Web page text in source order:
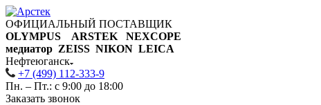
ОФИЦИАЛЬНЫЙ ПОСТАВЩИК
OLYMPUS ARSTEK NEXCOPE
медиатор ZEISS NIKON LEICA
Нефтеюганск
+7 (499) 112-333-9
Пн. – Пт.: с 9:00 до 18:00
Заказать звонок